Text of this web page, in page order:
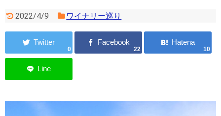
2022/4/9 ワイナリー巡り
0 22 10